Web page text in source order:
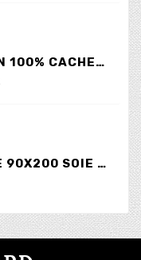
ETOLE 67CM EN 100% CACHEMIRE LILAS
GRANDE ÉTOLE 90X200 SOIE ET CACHEMIRE ÉCRUE
base